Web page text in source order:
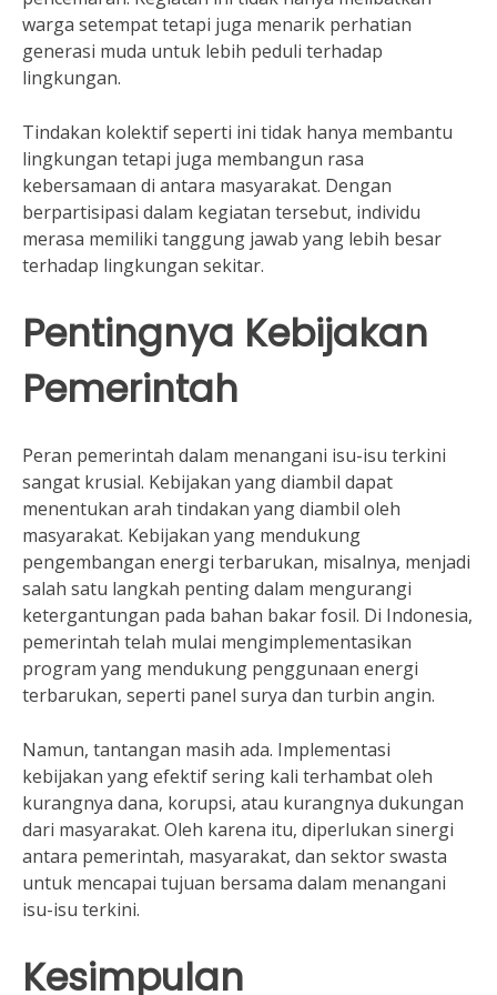
warga setempat tetapi juga menarik perhatian
generasi muda untuk lebih peduli terhadap
lingkungan.
Tindakan kolektif seperti ini tidak hanya membantu
lingkungan tetapi juga membangun rasa
kebersamaan di antara masyarakat. Dengan
berpartisipasi dalam kegiatan tersebut, individu
merasa memiliki tanggung jawab yang lebih besar
terhadap lingkungan sekitar.
Pentingnya Kebijakan
Pemerintah
Peran pemerintah dalam menangani isu-isu terkini
sangat krusial. Kebijakan yang diambil dapat
menentukan arah tindakan yang diambil oleh
masyarakat. Kebijakan yang mendukung
pengembangan energi terbarukan, misalnya, menjadi
salah satu langkah penting dalam mengurangi
ketergantungan pada bahan bakar fosil. Di Indonesia,
pemerintah telah mulai mengimplementasikan
program yang mendukung penggunaan energi
terbarukan, seperti panel surya dan turbin angin.
Namun, tantangan masih ada. Implementasi
kebijakan yang efektif sering kali terhambat oleh
kurangnya dana, korupsi, atau kurangnya dukungan
dari masyarakat. Oleh karena itu, diperlukan sinergi
antara pemerintah, masyarakat, dan sektor swasta
untuk mencapai tujuan bersama dalam menangani
isu-isu terkini.
Kesimpulan